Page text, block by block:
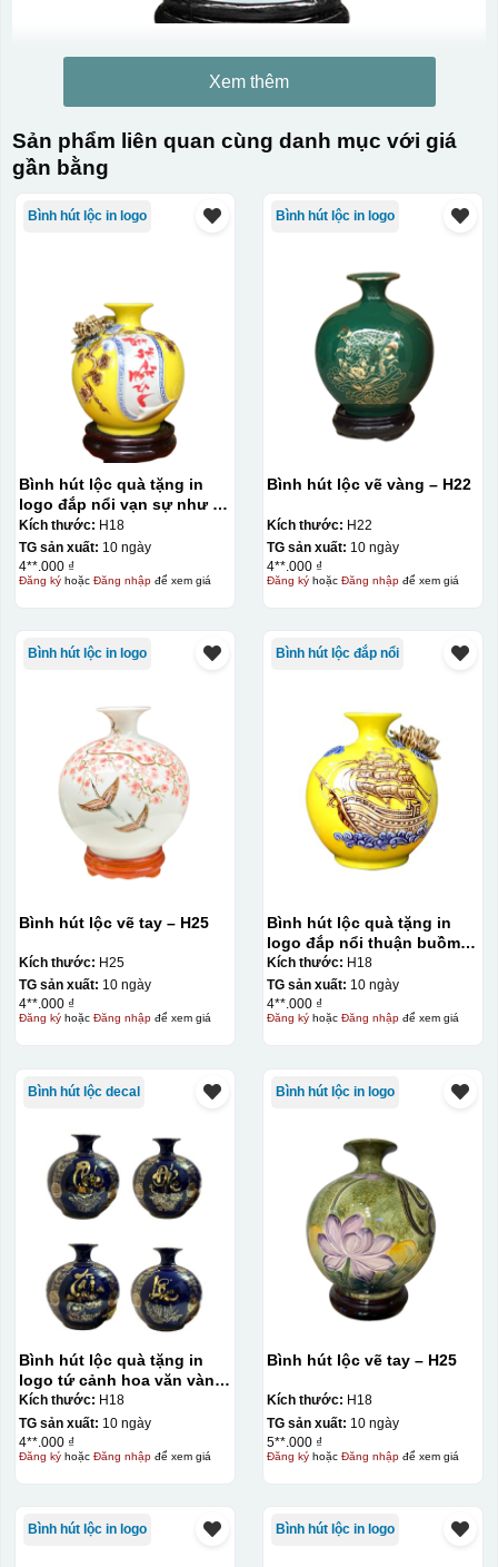
Xem thêm
Sản phẩm liên quan cùng danh mục với giá
gần bằng
Bình hút lộc in logo
Bình hút lộc quà tặng in
logo đắp nổi vạn sự như ý
18cm KQ-BHL18
Kích thước: H18
TG sản xuất: 10 ngày
4**.000 ₫
Đăng kýhoặc Đăng nhậpđể xem giá
Bình hút lộc in logo
Bình hút lộc vẽ vàng – H22
Kích thước: H22
TG sản xuất: 10 ngày
4**.000 ₫
Đăng kýhoặc Đăng nhậpđể xem giá
Bình hút lộc in logo
Bình hút lộc vẽ tay – H25
Kích thước: H25
TG sản xuất: 10 ngày
4**.000 ₫
Đăng kýhoặc Đăng nhậpđể xem giá
Bình hút lộc đắp nổi
Bình hút lộc quà tặng in
logo đắp nổi thuận buồm
xuôi gió 18cm KQ-BHL16
Kích thước: H18
TG sản xuất: 10 ngày
4**.000 ₫
Đăng kýhoặc Đăng nhậpđể xem giá
Bình hút lộc decal
Bình hút lộc quà tặng in
logo tứ cảnh hoa văn vàng
kim 18cm KQ-BHL06
Kích thước: H18
TG sản xuất: 10 ngày
4**.000 ₫
Đăng kýhoặc Đăng nhậpđể xem giá
Bình hút lộc in logo
Bình hút lộc vẽ tay – H25
Kích thước: H18
TG sản xuất: 10 ngày
5**.000 ₫
Đăng kýhoặc Đăng nhậpđể xem giá
Bình hút lộc in logo Bình hút lộc in logo